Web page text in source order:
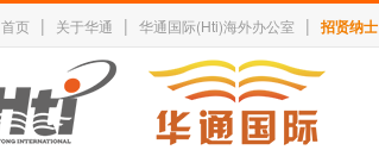
首页 | 关于华通 | 华通国际(Hti)海外办公室 | 招贤纳士